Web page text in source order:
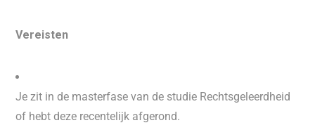
Vereisten
Je zit in de masterfase van de studie Rechtsgeleerdheid
of hebt deze recentelijk afgerond.